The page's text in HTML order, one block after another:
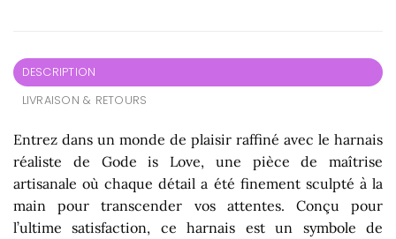
DESCRIPTION
LIVRAISON & RETOURS
Entrez dans un monde de plaisir raffiné avec le harnais
réaliste de Gode is Love, une pièce de maîtrise
artisanale où chaque détail a été finement sculpté à la
main pour transcender vos attentes. Conçu pour
l’ultime satisfaction, ce harnais est un symbole de